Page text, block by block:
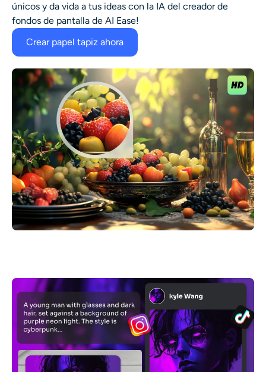
únicos y da vida a tus ideas con la IA del creador de
fondos de pantalla de AI Ease!
Crear papel tapiz ahora